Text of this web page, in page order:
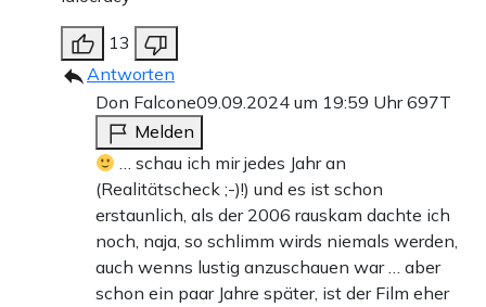
13
Antworten
Don Falcone09.09.2024 um 19:59 Uhr697T
Melden
… schau ich mir jedes Jahr an
(Realitätscheck ;-)!) und es ist schon
erstaunlich, als der 2006 rauskam dachte ich
noch, naja, so schlimm wirds niemals werden,
auch wenns lustig anzuschauen war … aber
schon ein paar Jahre später, ist der Film eher